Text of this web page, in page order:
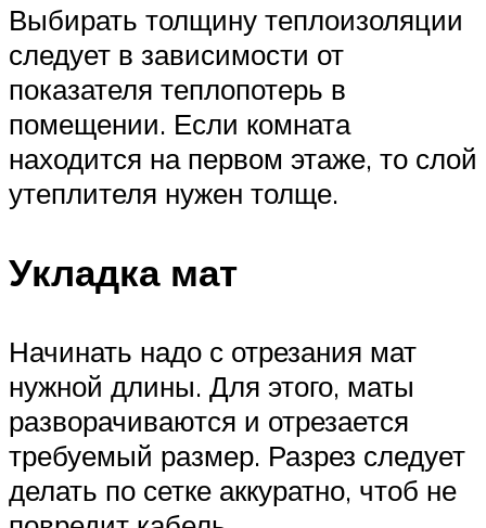
Выбирать толщину теплоизоляции
следует в зависимости от
показателя теплопотерь в
помещении. Если комната
находится на первом этаже, то слой
утеплителя нужен толще.
Укладка мат
Начинать надо с отрезания мат
нужной длины. Для этого, маты
разворачиваются и отрезается
требуемый размер. Разрез следует
делать по сетке аккуратно, чтоб не